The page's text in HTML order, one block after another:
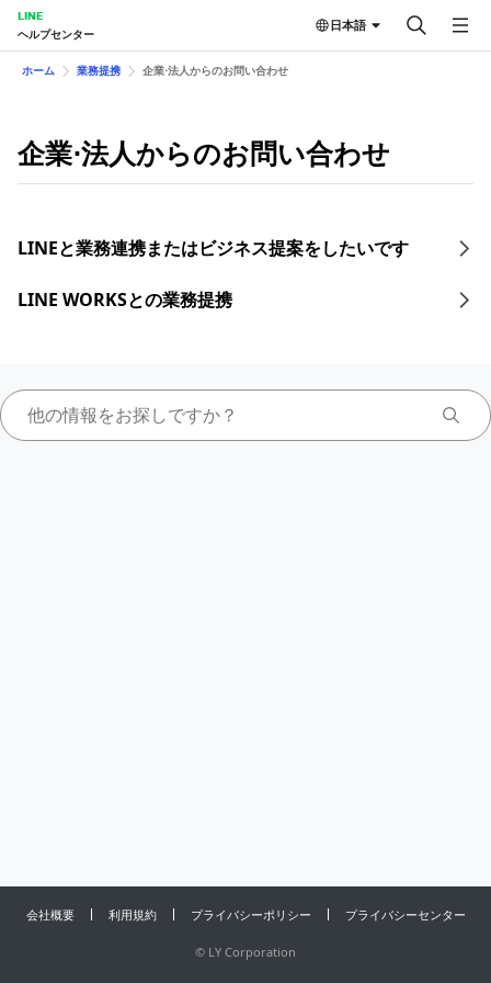
LINE
ヘルプセンター
日本語
ホーム 業務提携 企業⋅法人からのお問い合わせ
企業⋅法人からのお問い合わせ
LINEと業務連携またはビジネス提案をしたいです
LINE WORKSとの業務提携
会社概要 利用規約 プライバシーポリシー プライバシーセンター
© LY Corporation